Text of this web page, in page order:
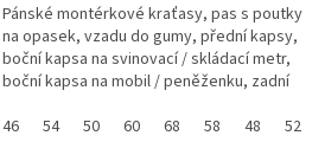
52 56 62
Pánské montérkové kraťasy, pas s poutky
na opasek, vzadu do gumy, přední kapsy,
boční kapsa na svinovací / skládací metr,
boční kapsa na mobil / peněženku, zadní
46
54 50 60 68 58 48 52